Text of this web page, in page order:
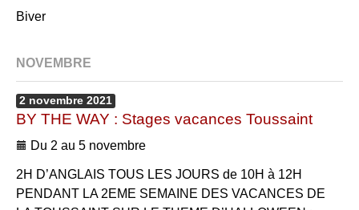
Biver
NOVEMBRE
2 novembre 2021
BY THE WAY : Stages vacances Toussaint
Du 2 au 5 novembre
2H D’ANGLAIS TOUS LES JOURS de 10H à 12H
PENDANT LA 2EME SEMAINE DES VACANCES DE